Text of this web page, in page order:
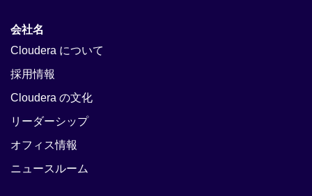
会社名
Cloudera について
採用情報
Cloudera の文化
リーダーシップ
オフィス情報
ニュースルーム